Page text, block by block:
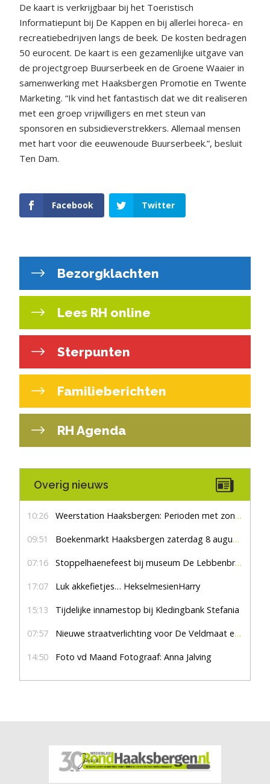
De kaart is verkrijgbaar bij het Toeristisch
Informatiepunt bij De Kappen en bij allerlei horeca- en
recreatiebedrijven langs de beek. De kosten bedragen
50 eurocent. De kaart is een gezamenlijke uitgave van
de projectgroep Buurserbeek en de Groene Waaier in
samenwerking met Haaksbergen Promotie en Twente
Marketing. “Ik vind het fantastisch dat we dit realiseren
met een groep vrijwilligers en met steun van
sponsoren en subsidieverstrekkers. Allemaal mensen
met hart voor die eeuwenoude Buurserbeek.”, besluit
Ten Dam.
Facebook Twitter
Bezorgklachten
Lees RH online
Sterpunten
Familieberichten
RH Agenda
Overig nieuws
10:26 Weerstation Haaksbergen: Perioden met zon en droog
09:51 Boekenmarkt Haaksbergen zaterdag 8 augustus, marktplein Haaksbergen
07:16 Stoppelhaenefeest bij museum De Lebbenbrugge
17:07 Luk akkefietjes… HekselmesienHarry
15:13 Tijdelijke innamestop bij Kledingbank Stefania
07:57 Nieuwe straatverlichting voor De Veldmaat en De Pas
14:50 Foto vd Maand Fotograaf: Anna Jalving